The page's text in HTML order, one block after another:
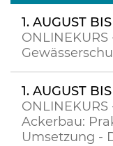
1. AUGUST
1. AUGUST
Ackerbau:
Umsetzung -